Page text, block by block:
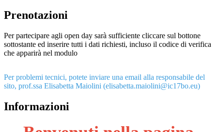
Prenotazioni
Per partecipare agli open day sarà sufficiente cliccare sul bottone
sottostante ed inserire tutti i dati richiesti, incluso il codice di verifica
che apparirà nel modulo
Per problemi tecnici, potete inviare una email alla responsabile del
sito, prof.ssa Elisabetta Maiolini (elisabetta.maiolini@ic17bo.eu)
Informazioni